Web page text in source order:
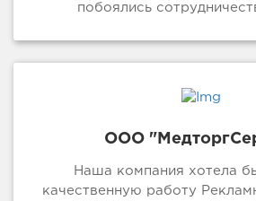
побоялись
ООО
Наша компания хотела
качественную работу